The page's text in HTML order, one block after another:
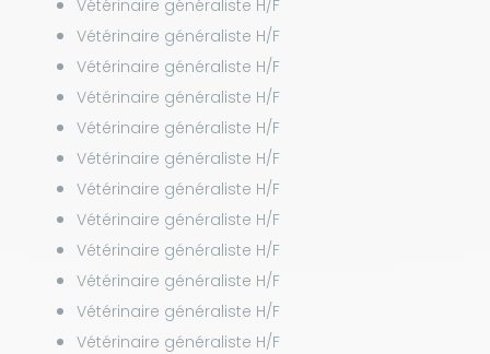
Vétérinaire généraliste H/F
Vétérinaire généraliste H/F
Vétérinaire généraliste H/F
Vétérinaire généraliste H/F
Vétérinaire généraliste H/F
Vétérinaire généraliste H/F
Vétérinaire généraliste H/F
Vétérinaire généraliste H/F
Vétérinaire généraliste H/F
Vétérinaire généraliste H/F
Vétérinaire généraliste H/F
Vétérinaire généraliste H/F